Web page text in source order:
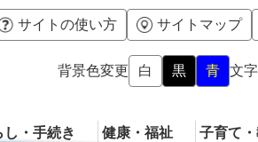
メニュー
サイトの使い方 サイトマップ
背景色変更 白 黒 青 文
し・手続き 健康・福祉 子育て